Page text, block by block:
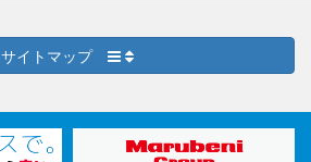
サイトマップ